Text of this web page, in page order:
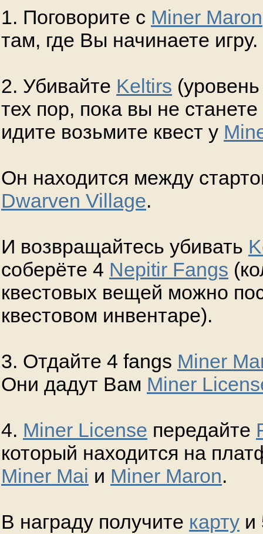
1. Поговорите с Miner Maron
там, где Вы начинаете игру.
2. Убивайте Keltirs
тех пор, пока вы не
идите возьмите квест у
Он находится между
Dwarven Village.
И возвращайтесь убивать
соберёте 4 Nepitir Fangs
квестовых вещей можно
квестовом инвентаре).
3. Отдайте 4 fangs Miner
Они дадут Вам Miner
4. Miner License передайте
который находится на
Miner Mai и Miner Maron.
В награду получите карту и